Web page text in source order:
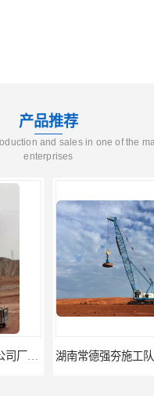
产品推荐
and sales in one of the
enterprises